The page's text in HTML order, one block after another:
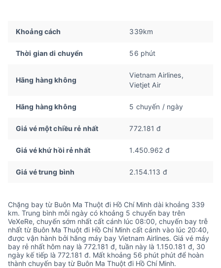
Khoảng cách 339km
Thời gian di chuyển 56 phút
Hãng hàng không
Vietnam Airlines,
Vietjet Air
Hãng hàng không 5 chuyến / ngày
Giá vé một chiều rẻ nhất 772.181 đ
Giá vé khứ hồi rẻ nhất 1.450.962 đ
Giá vé trung bình 2.154.113 đ
Chặng bay từ Buôn Ma Thuột đi Hồ Chí Minh dài khoảng 339
km. Trung bình mỗi ngày có khoảng 5 chuyến bay trên
VeXeRe, chuyến sớm nhất cất cánh lúc 08:00, chuyến bay trễ
nhất từ Buôn Ma Thuột đi Hồ Chí Minh cất cánh vào lúc 20:40,
được vận hành bởi hãng máy bay Vietnam Airlines. Giá vé máy
bay rẻ nhất hôm nay là 772.181 đ, tuần này là 1.150.181 đ, 30
ngày kế tiếp là 772.181 đ. Mất khoảng 56 phút phút để hoàn
thành chuyến bay từ Buôn Ma Thuột đi Hồ Chí Minh.